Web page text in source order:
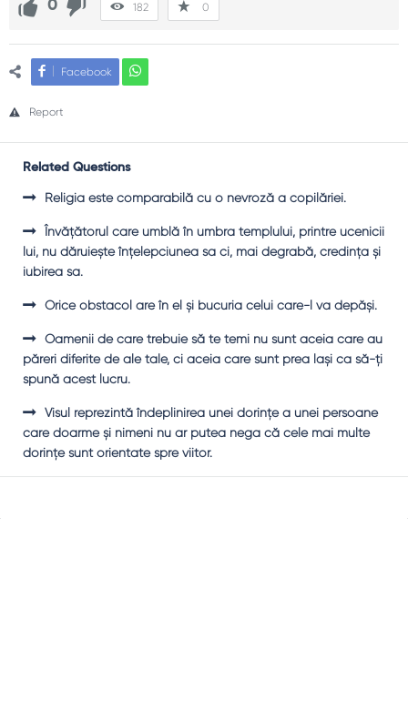
0 182 0
Facebook
Report
Related Questions
Religia este comparabilă cu o nevroză a copilăriei.
Învăţătorul care umblă în umbra templului, printre ucenicii
lui, nu dăruieşte înţelepciunea sa ci, mai degrabă, credinţa şi
iubirea sa.
Orice obstacol are în el şi bucuria celui care-l va depăşi.
Oamenii de care trebuie să te temi nu sunt aceia care au
păreri diferite de ale tale, ci aceia care sunt prea laşi ca să-ţi
spună acest lucru.
Visul reprezintă îndeplinirea unei dorinţe a unei persoane
care doarme şi nimeni nu ar putea nega că cele mai multe
dorinţe sunt orientate spre viitor.